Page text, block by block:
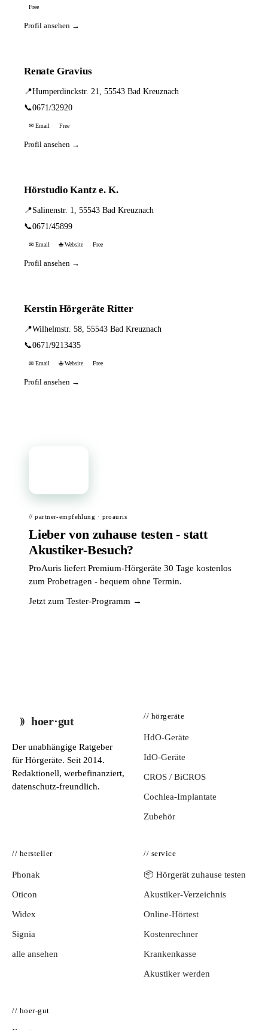
Free
Profil ansehen →
Renate Gravius
📍Humperdinckstr. 21, 55543 Bad Kreuznach
📞0671/32920
✉ Email Free
Profil ansehen →
Hörstudio Kantz e. K.
📍Salinenstr. 1, 55543 Bad Kreuznach
📞0671/45899
✉ Email 🌐 Website Free
Profil ansehen →
Kerstin Hörgeräte Ritter
📍Wilhelmstr. 58, 55543 Bad Kreuznach
📞0671/9213435
✉ Email 🌐 Website Free
Profil ansehen →
// partner-empfehlung · proauris
Lieber von zuhause testen - statt
Akustiker-Besuch?
ProAuris liefert Premium-Hörgeräte 30 Tage kostenlos
zum Probetragen - bequem ohne Termin.
Jetzt zum Tester-Programm →
hoer·gut
Der unabhängige Ratgeber
für Hörgeräte. Seit 2014.
Redaktionell, werbefinanziert,
datenschutz-freundlich.
// hörgeräte
HdO-Geräte
IdO-Geräte
CROS / BiCROS
Cochlea-Implantate
Zubehör
// hersteller
Phonak
Oticon
Widex
Signia
alle ansehen
// service
📦 Hörgerät zuhause testen
Akustiker-Verzeichnis
Online-Hörtest
Kostenrechner
Krankenkasse
Akustiker werden
// hoer-gut